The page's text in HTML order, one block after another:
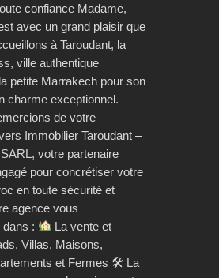
confiance Madame,
avec un grand plaisir que
à Taroudant, la
ville authentique
petite Marrakech pour son
charme exceptionnel.
de votre
Immobilier Taroudant –
votre partenaire
pour concrétiser votre
en toute sécurité et
agence vous
:
La vente et
Villas, Maisons,
et Fermes 🛠 La